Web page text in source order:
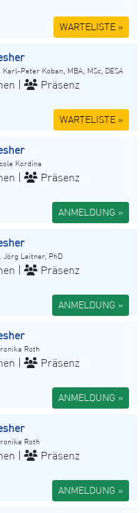
WARTELISTE »
Peter Koban, MBA, MSc, DESA
|
Präsenz
WARTELISTE »
Kordina
|
Präsenz
ANMELDUNG »
Jörg Leitner, PhD
|
Präsenz
ANMELDUNG »
Roth
|
Präsenz
ANMELDUNG »
Roth
|
Präsenz
ANMELDUNG »